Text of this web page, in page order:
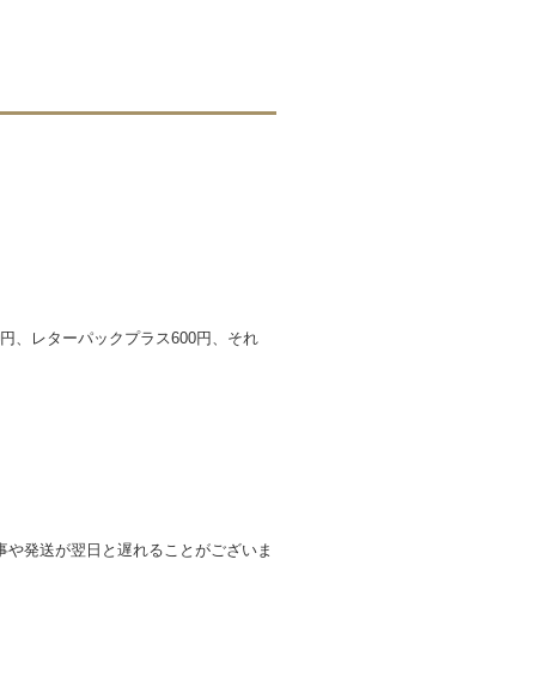
、レターパックプラス600円、それ
発送が翌日と遅れることがございま